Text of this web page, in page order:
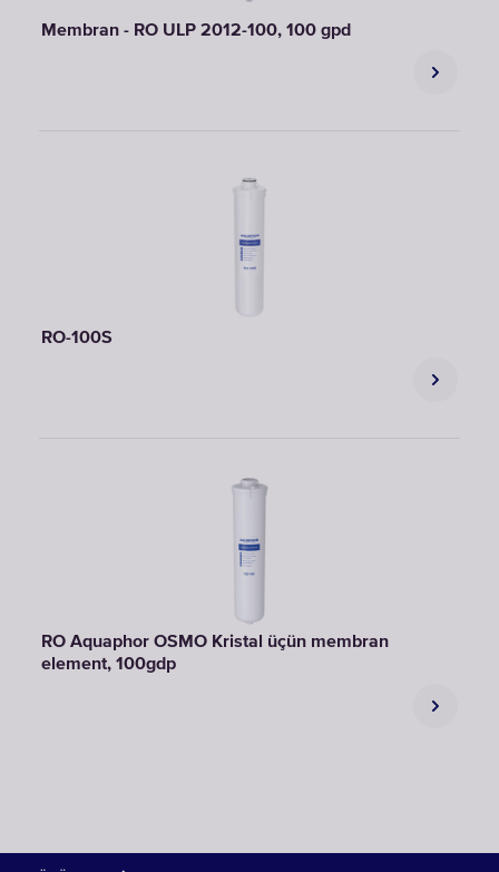
Membran - RO ULP 2012-100, 100 gpd
RO-100S
RO Aquaphor OSMO Kristal üçün membran
element, 100gdp